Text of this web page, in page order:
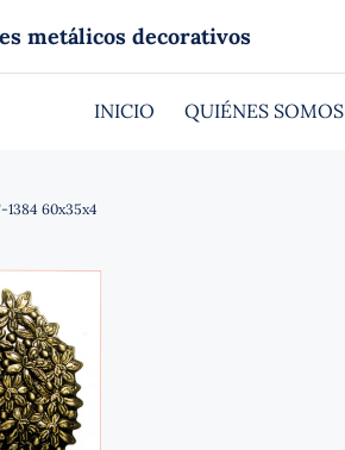
metálicos decorativos
INICIO QUIÉNES SOMOS
1384 60x35x4